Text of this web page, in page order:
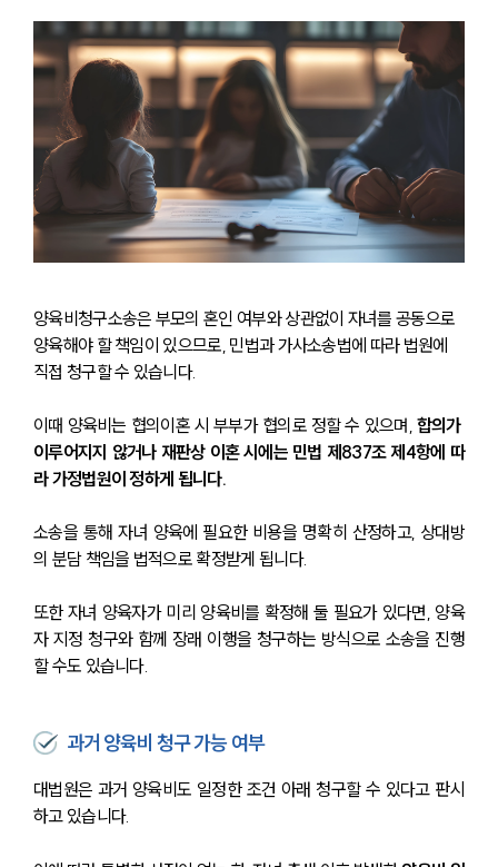
양육비청구소송은 부모의 혼인 여부와 상관없이 자녀를 공동으로
양육해야 할 책임이 있으므로, 민법과 가사소송법에 따라 법원에
직접 청구할 수 있습니다.
이때 양육비는 협의이혼 시 부부가 협의로 정할 수 있으며, 합의가
이루어지지 않거나 재판상 이혼 시에는 민법 제837조 제4항에 따
라 가정법원이 정하게 됩니다.
소송을 통해 자녀 양육에 필요한 비용을 명확히 산정하고, 상대방
의 분담 책임을 법적으로 확정받게 됩니다.
또한 자녀 양육자가 미리 양육비를 확정해 둘 필요가 있다면, 양육
자 지정 청구와 함께 장래 이행을 청구하는 방식으로 소송을 진행
할 수도 있습니다.
과거 양육비 청구 가능 여부
대법원은 과거 양육비도 일정한 조건 아래 청구할 수 있다고 판시
하고 있습니다.